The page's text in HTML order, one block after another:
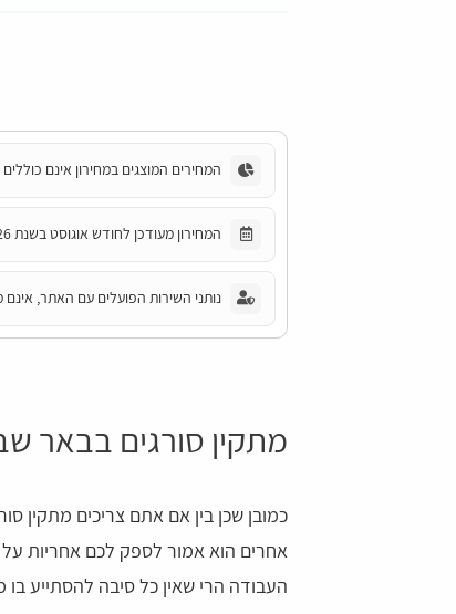
המחירים המוצגים במחירון אינם
המחירון מעודכן לחודש אוגוסט בשנת 2026.
נותני השירות הפועלים עם האתר, אינם
מתקין סורגים בבאר
כמובן שכן בין אם אתם צריכים מתקין
אחרים הוא אמור לספק לכם אחריות
העבודה הרי שאין כל סיבה להסתייע